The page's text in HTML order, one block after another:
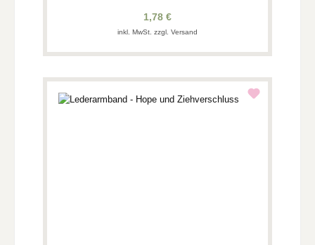
1,78 €
inkl. MwSt. zzgl. Versand